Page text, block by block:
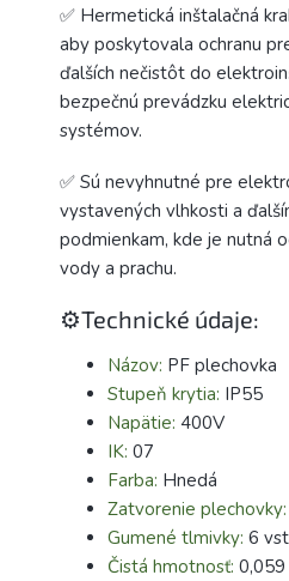
✅ Hermetická inštalačná
aby poskytovala ochranu
ďalších nečistôt do
bezpečnú prevádzku
systémov.
✅ Sú nevyhnutné pre
vystavených vlhkosti a
podmienkam, kde je nutná
vody a prachu.
⚙️Technické údaje:
Názov: PF plechovka
Stupeň krytia: IP55
Napätie: 400V
IK: 07
Farba: Hnedá
Zatvorenie
Gumené tlmivky: 6
Čistá hmotnosť: 0,059